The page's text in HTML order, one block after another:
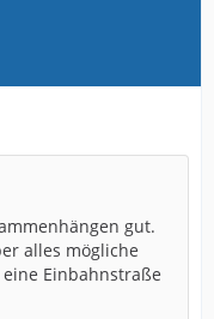
gut.
alles mögliche
Einbahnstraße